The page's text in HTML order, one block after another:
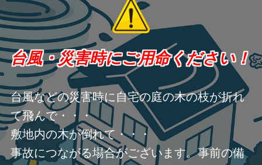
台風・災害時にご用命ください！
台風などの災害時に自宅の庭の木の枝が折れ
て飛んで・・・
敷地内の木が倒れて・・・
事故につながる場合がございます。事前の備